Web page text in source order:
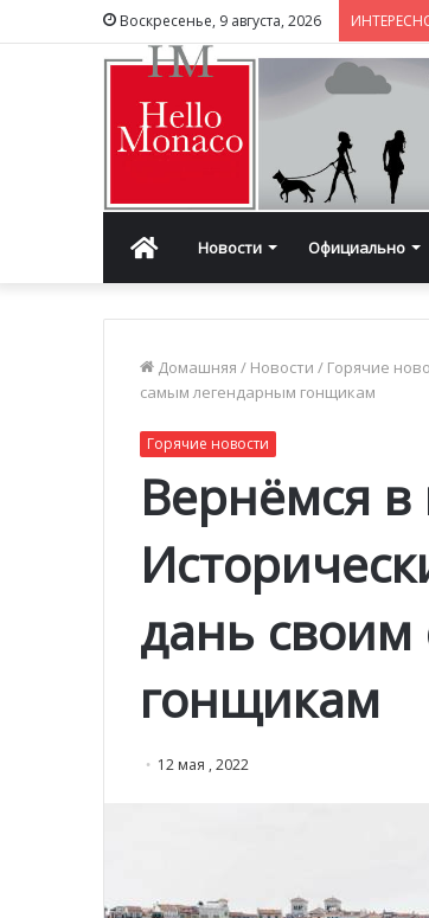
Воскресенье, 9 августа, 2026
ГлавнаяНовости Официально
Домашняя / Новости / Горячие
самым легендарным гонщикам
Горячие новости
Вернёмся
дань
гонщикам
12 мая , 2022